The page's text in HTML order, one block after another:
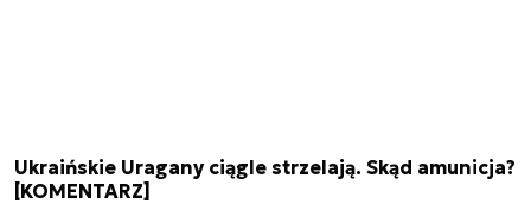
Ukraińskie Uragany ciągle strzelają. Skąd amunicja?
[KOMENTARZ]